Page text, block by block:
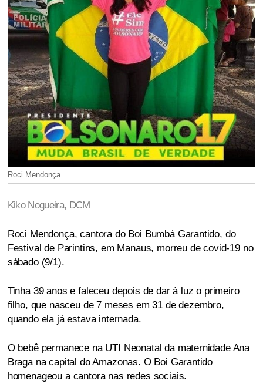
Roci Mendonça
Kiko Nogueira, DCM
Roci Mendonça, cantora do Boi Bumbá Garantido, do
Festival de Parintins, em Manaus, morreu de covid-19 no
sábado (9/1).
Tinha 39 anos e faleceu depois de dar à luz o primeiro
filho, que nasceu de 7 meses em 31 de dezembro,
quando ela já estava internada.
O bebê permanece na UTI Neonatal da maternidade Ana
Braga na capital do Amazonas. O Boi Garantido
homenageou a cantora nas redes sociais.